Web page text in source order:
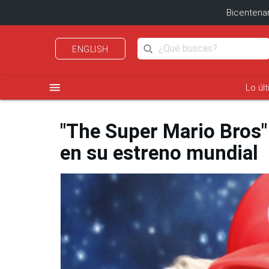
ENGLISH
menu Lo
"The Super Mario
en su estreno mundial